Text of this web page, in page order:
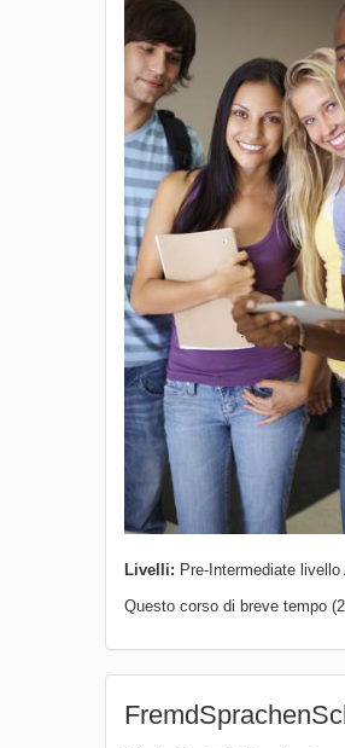
Livelli: Pre-Intermediate
Questo corso di breve tempo